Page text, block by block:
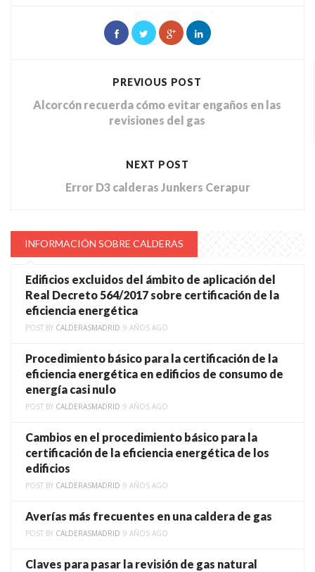
PREVIOUS POST
Alcorcón recuerda cómo evitar engaños en las
revisiones del gas
NEXT POST
Error D3 calderas Junkers Cerapur
INFORMACIÓN SOBRE CALDERAS
Edificios excluidos del ámbito de aplicación del
Real Decreto 564/2017 sobre certificación de la
eficiencia energética
POST BY CALDERASMADRID 9 AÑOS AGO
Procedimiento básico para la certificación de la
eficiencia energética en edificios de consumo de
energía casi nulo
POST BY CALDERASMADRID 9 AÑOS AGO
Cambios en el procedimiento básico para la
certificación de la eficiencia energética de los
edificios
POST BY CALDERASMADRID 9 AÑOS AGO
Averías más frecuentes en una caldera de gas
POST BY CALDERASMADRID 9 AÑOS AGO
Claves para pasar la revisión de gas natural